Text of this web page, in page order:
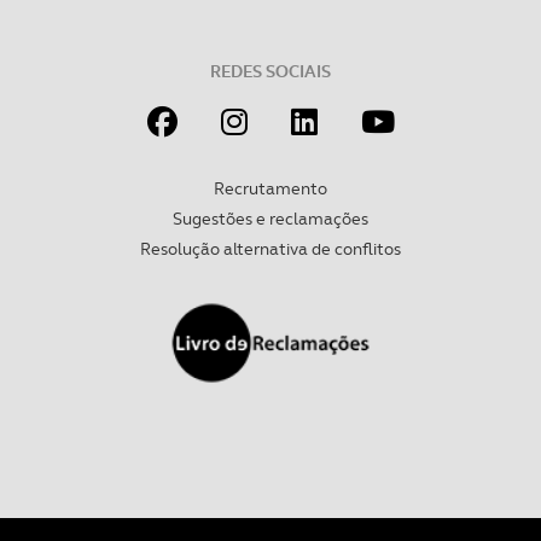
REDES SOCIAIS
Recrutamento
Sugestões e reclamações
Resolução alternativa de conflitos